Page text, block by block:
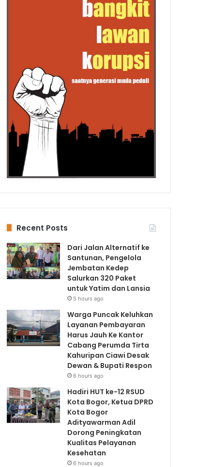
Recent Posts
Dari Jalan Alternatif ke
Santunan, Pengelola
Jembatan Kedep
Salurkan 320 Paket
untuk Yatim dan Lansia
5 hours ago
Warga Puncak Keluhkan
Layanan Pembayaran
Harus Jauh Ke Kantor
Cabang Perumda Tirta
Kahuripan Ciawi Desak
Dewan & Bupati Respon
6 hours ago
Hadiri HUT ke-12 RSUD
Kota Bogor, Ketua DPRD
Kota Bogor
Adityawarman Adil
Dorong Peningkatan
Kualitas Pelayanan
Kesehatan
6 hours ago